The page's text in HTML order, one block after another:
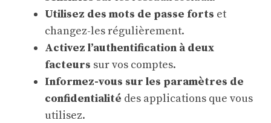
Utilisez des mots de passe forts et
changez-les régulièrement.
Activez l’authentification à deux
facteurs sur vos comptes.
Informez-vous sur les paramètres de
confidentialité des applications que vous
utilisez.